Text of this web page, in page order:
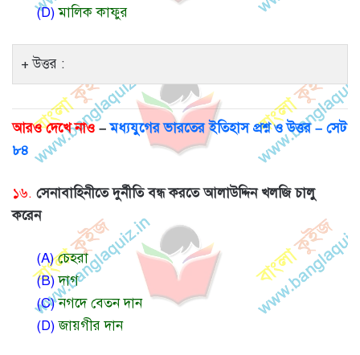
(D)মালিক কাফুর
উত্তর :
আরও দেখে নাও –মধ্যযুগের ভারতের ইতিহাস প্রশ্ন ও উত্তর – সেট
৮৪
১৬. সেনাবাহিনীতে দুর্নীতি বন্ধ করতে আলাউদ্দিন খলজি চালু
করেন
(A)চেহরা
(B)দাগ
(C)নগদে বেতন দান
(D)জায়গীর দান